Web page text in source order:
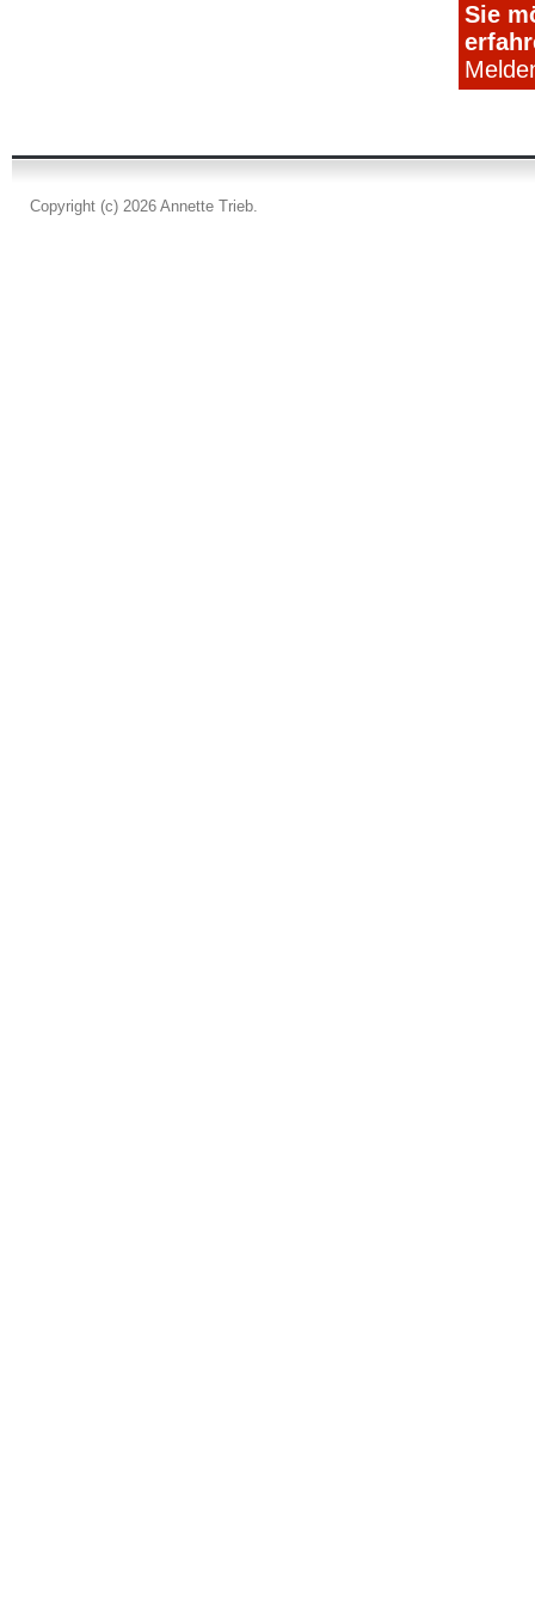
Sie
Copyright (c) 2026 Annette Trieb.